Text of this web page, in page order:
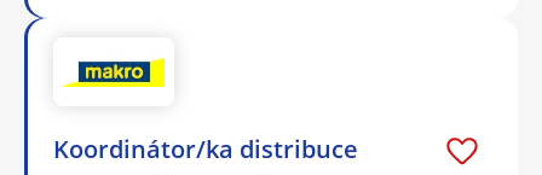
Koordinátor/ka distribuce